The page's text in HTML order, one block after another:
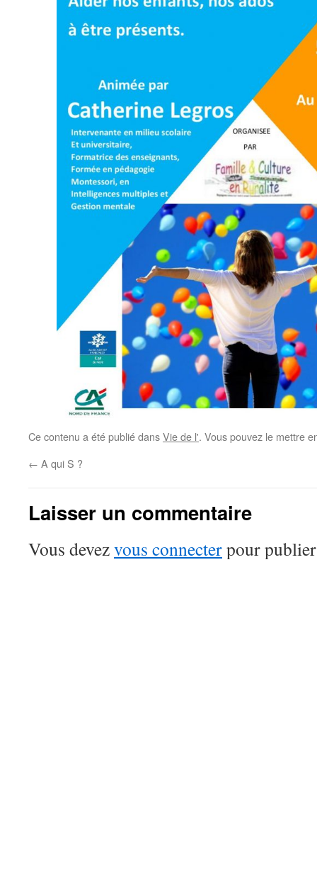
Ce contenu a été publié dansVie de l'. Vous pouvez le mettre
← A qui S ?
Laisser un commentaire
Vous devezvous connecterpour